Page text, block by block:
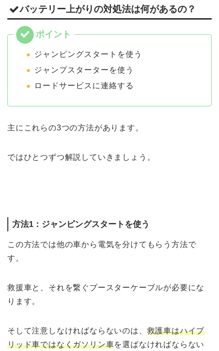
バッテリー上がりの対処法は何があるの？
ジャンピングスタートを使う
ジャンプスターターを使う
ロードサービスに連絡する
主にこれらの3つの方法があります。
ではひとつずつ解説していきましょう。
方法1：ジャンピングスタートを使う
この方法では他の車から電気を分けてもらう方法で
す。
救援車と、それを繋ぐブースターケーブルが必要にな
ります。
そして注意しなければならないのは、 救護車はハイブ
リッド車ではなくガソリン車を選ばなければならない